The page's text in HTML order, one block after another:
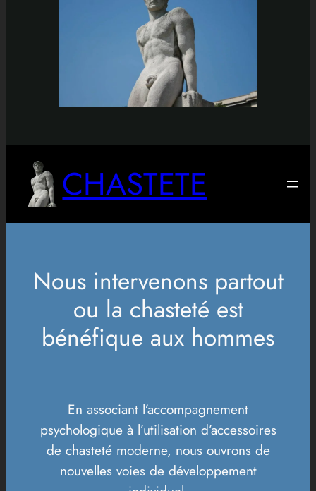
CHASTETE
Nous intervenons partout
ou la chasteté est
bénéfique aux hommes
En associant l’accompagnement
psychologique à l’utilisation d’accessoires
de chasteté moderne, nous ouvrons de
nouvelles voies de développement